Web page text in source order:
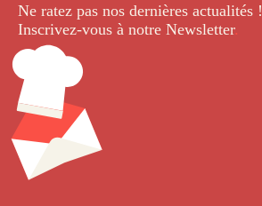
Ne ratez pas nos dernières actualités !
Inscrivez-vous à notre Newsletter.